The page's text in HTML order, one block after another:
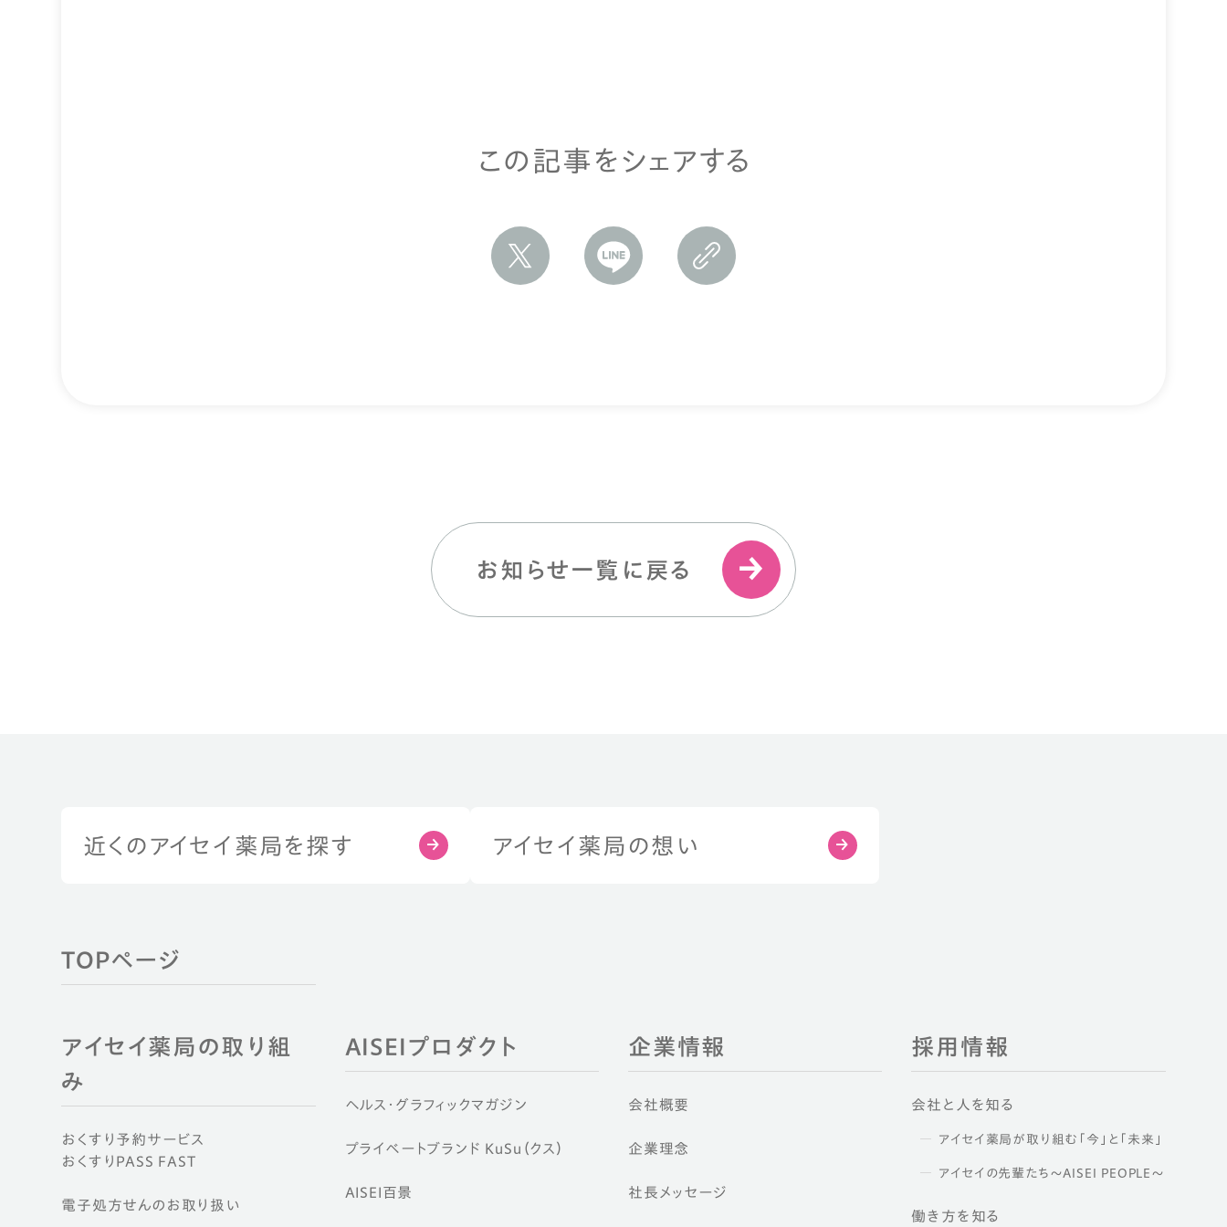
この記事をシェアする
お知らせ一覧に戻る
近くのアイセイ薬局を探す アイセイ薬局の想い
TOPページ
アイセイ薬局の取り組
み
おくすり予約サービス
おくすりPASS FAST
電子処方せんのお取り扱い
AISEIプロダクト
ヘルス・グラフィックマガジン
プライベートブランド KuSu（クス）
AISEI百景
企業情報
会社概要
企業理念
社長メッセージ
採用情報
会社と人を知る
アイセイ薬局が取り組む「今」と「未来」
アイセイの先輩たち～AISEI PEOPLE～
働き方を知る